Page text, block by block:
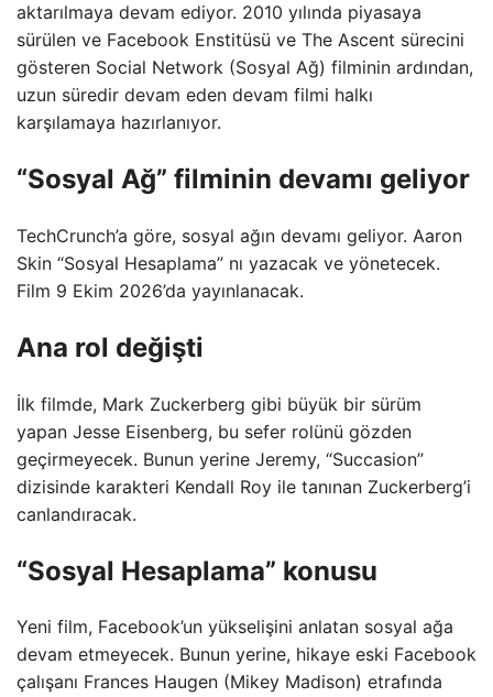
aktarılmaya devam ediyor. 2010 yılında piyasaya
sürülen ve Facebook Enstitüsü ve The Ascent sürecini
gösteren Social Network (Sosyal Ağ) filminin ardından,
uzun süredir devam eden devam filmi halkı
karşılamaya hazırlanıyor.
“Sosyal Ağ” filminin devamı geliyor
TechCrunch’a göre, sosyal ağın devamı geliyor. Aaron
Skin “Sosyal Hesaplama” nı yazacak ve yönetecek.
Film 9 Ekim 2026’da yayınlanacak.
Ana rol değişti
İlk filmde, Mark Zuckerberg gibi büyük bir sürüm
yapan Jesse Eisenberg, bu sefer rolünü gözden
geçirmeyecek. Bunun yerine Jeremy, “Succasion”
dizisinde karakteri Kendall Roy ile tanınan Zuckerberg’i
canlandıracak.
“Sosyal Hesaplama” konusu
Yeni film, Facebook’un yükselişini anlatan sosyal ağa
devam etmeyecek. Bunun yerine, hikaye eski Facebook
çalışanı Frances Haugen (Mikey Madison) etrafında